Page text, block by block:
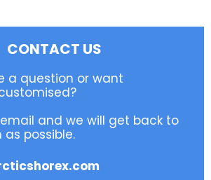
CONTACT US
a question or want
and we will get back to
possible.